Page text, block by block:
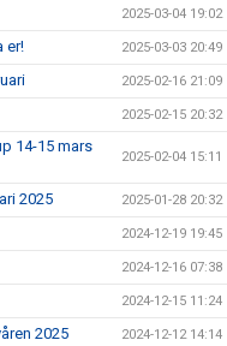
2025-03-04 19:02
er! 2025-03-03 20:49
2025-02-16 21:09
2025-02-15 20:32
14-15 mars
2025-02-04 15:11
2025 2025-01-28 20:32
2024-12-19 19:45
2024-12-16 07:38
2024-12-15 11:24
2025 2024-12-12 14:14